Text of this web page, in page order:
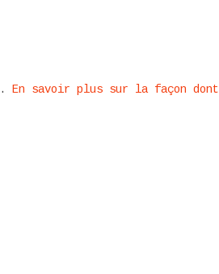
En savoir plus sur la façon dont